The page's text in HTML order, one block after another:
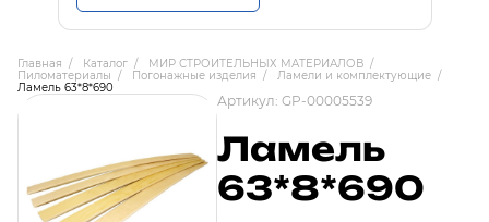
8 800 100-71-71
8 (4242) 30-00-27
8 (4242) 30-00-72
Главная / Каталог / МИР СТРОИТЕЛЬНЫХ МАТЕРИАЛОВ /
Пиломатериалы / Погонажные изделия / Ламели и комплектующие /
Ламель 63*8*690
Артикул: GP-00005539
Ламель
63*8*690